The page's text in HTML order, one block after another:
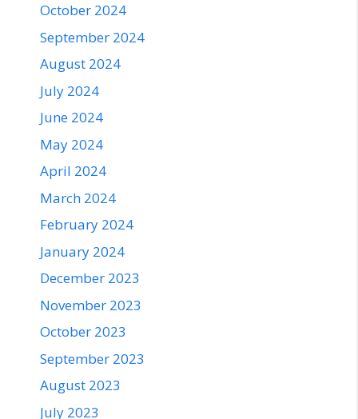
October 2024
September 2024
August 2024
July 2024
June 2024
May 2024
April 2024
March 2024
February 2024
January 2024
December 2023
November 2023
October 2023
September 2023
August 2023
July 2023